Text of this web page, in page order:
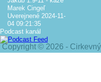
Copyright © 2026 -
Marek Cingeľ
Uverejnené 2024-11-
04 09:21:35
Podcast kanál